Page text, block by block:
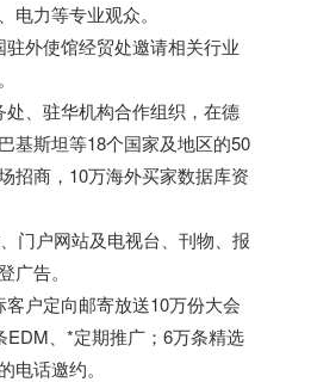
电力等专业观众。
外使馆经贸处邀请相关行业
、驻华机构合作组织，在德
基斯坦等18个国家及地区的50
招商，10万海外买家数据库资
门户网站及电视台、刊物、报
广告。
户定向邮寄放送10万份大会
EDM、*定期推广；6万条精选
电话邀约。